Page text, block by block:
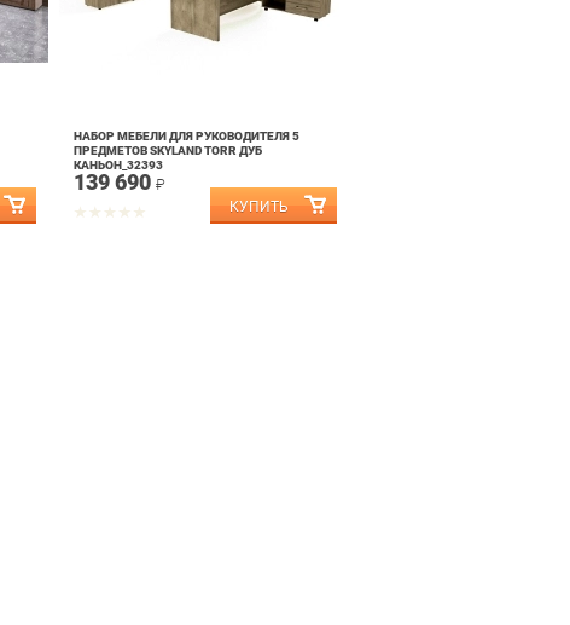
НАБОР МЕБЕЛИ ДЛЯ РУКОВОДИТЕЛЯ 5
ПРЕДМЕТОВ SKYLAND TORR ДУБ
КАНЬОН_32393
139 690 ₽